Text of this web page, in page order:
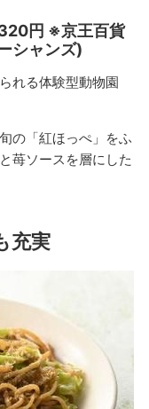
円 ※京王百貨
シャンズ)
れる体験型動物園
の「紅ほっぺ」をふ
苺ソースを層にした
充実